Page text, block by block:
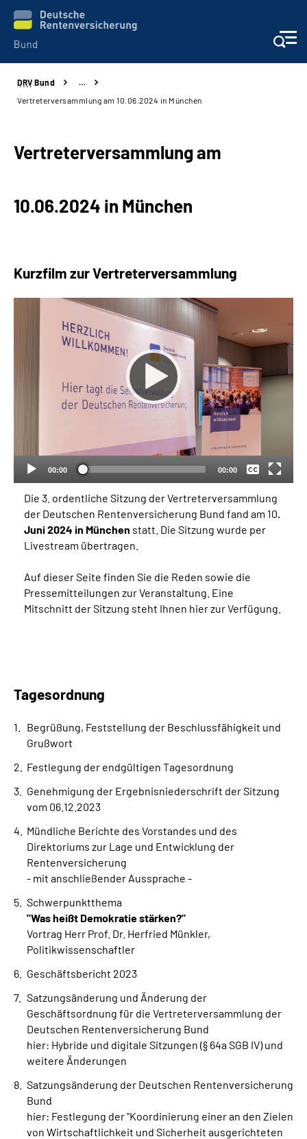
Beratung & Kontakt
Karriere
Online-Services
Inhalte in Gebärdensprache (DGS)
Leichte Sprache
Mein Kundenportal
DRV Bund
…
Vertreterversammlung am 10.06.2024 in München
Vertreterversammlung am
10.06.2024 in München
Kurzfilm zur Vertreterversammlung
00:00 00:00
Deutsch
Die 3. ordentliche Sitzung der Vertreterversammlung
der Deutschen Rentenversicherung Bund fand am 10
Juni 2024 in München statt. Die Sitzung wurde per
Livestream übertragen.
Auf dieser Seite finden Sie die Reden sowie die
Pressemitteilungen zur Veranstaltung. Eine
Mitschnitt der Sitzung steht Ihnen hier zur Verfügung.
Tagesordnung
Begrüßung, Feststellung der Beschlussfähigkeit und
Grußwort
Festlegung der endgültigen Tagesordnung
Genehmigung der Ergebnisniederschrift der Sitzung
vom 06.12.2023
Mündliche Berichte des Vorstandes und des
Direktoriums zur Lage und Entwicklung der
Rentenversicherung
- mit anschließender Aussprache -
Schwerpunktthema
"Was heißt Demokratie stärken?"
Vortrag Herr Prof. Dr. Herfried Münkler,
Politikwissenschaftler
Geschäftsbericht 2023
Satzungsänderung und Änderung der
Geschäftsordnung für die Vertreterversammlung der
Deutschen Rentenversicherung Bund
hier: Hybride und digitale Sitzungen (§ 64a SGB IV) und
weitere Änderungen
Satzungsänderung der Deutschen Rentenversicherung
Bund
hier: Festlegung der "Koordinierung einer an den Zielen
von Wirtschaftlichkeit und Sicherheit ausgerichteten